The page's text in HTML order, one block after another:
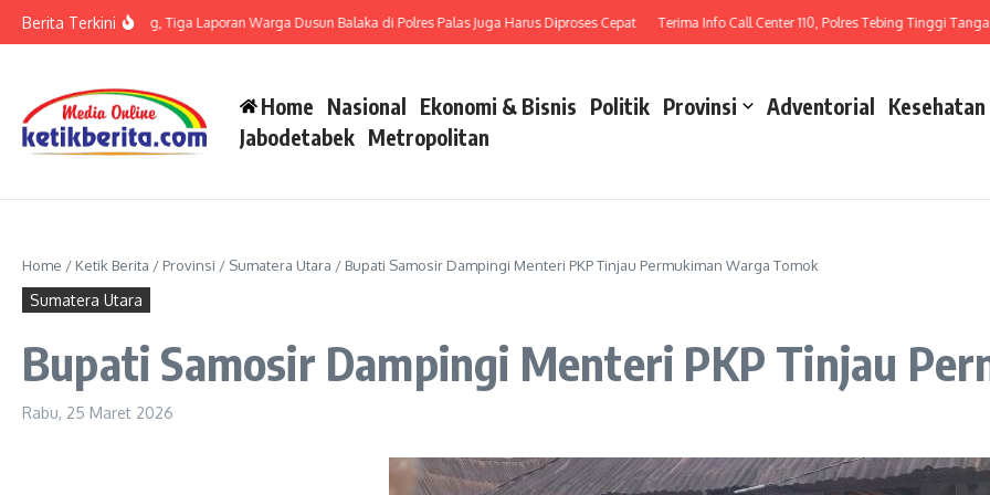
Berita Terkini
di Polsek Barteng, Tiga Laporan Warga Dusun Balaka di Polres Palas Juga Harus Diproses Cepat Terima Info Call Center 110, Polres Tebing Tinggi Tangani
Home Nasional Ekonomi & Bisnis Politik Provinsi Adventorial Kesehatan
Jabodetabek Metropolitan
Home / Ketik Berita / Provinsi / Sumatera Utara / Bupati Samosir Dampingi Menteri PKP Tinjau Permukiman Warga Tomok
Sumatera Utara
Bupati Samosir Dampingi Menteri PKP Tinjau
Rabu, 25 Maret 2026